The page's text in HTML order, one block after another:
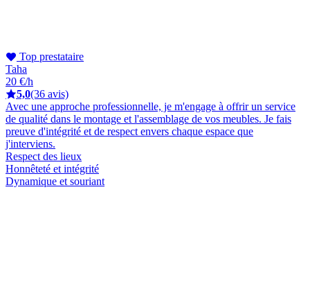
Top prestataire
Taha
20 €/h
5,0(36 avis)
Avec une approche professionnelle, je m'engage à offrir un service
de qualité dans le montage et l'assemblage de vos meubles. Je fais
preuve d'intégrité et de respect envers chaque espace que
j'interviens.
Respect des lieux
Honnêteté et intégrité
Dynamique et souriant